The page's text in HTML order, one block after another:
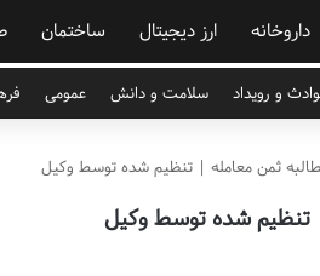
داروخانه ارز دیجیتال ساختمان
و رویداد سلامت و دانش عمومی
ثمن معامله | تنظیم شده توسط وکیل
تنظیم شده توسط وکیل